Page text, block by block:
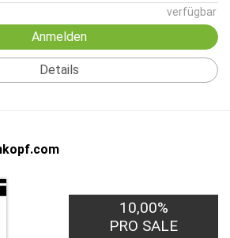
verfügbar
Anmelden
Details
10,00%
PRO SALE